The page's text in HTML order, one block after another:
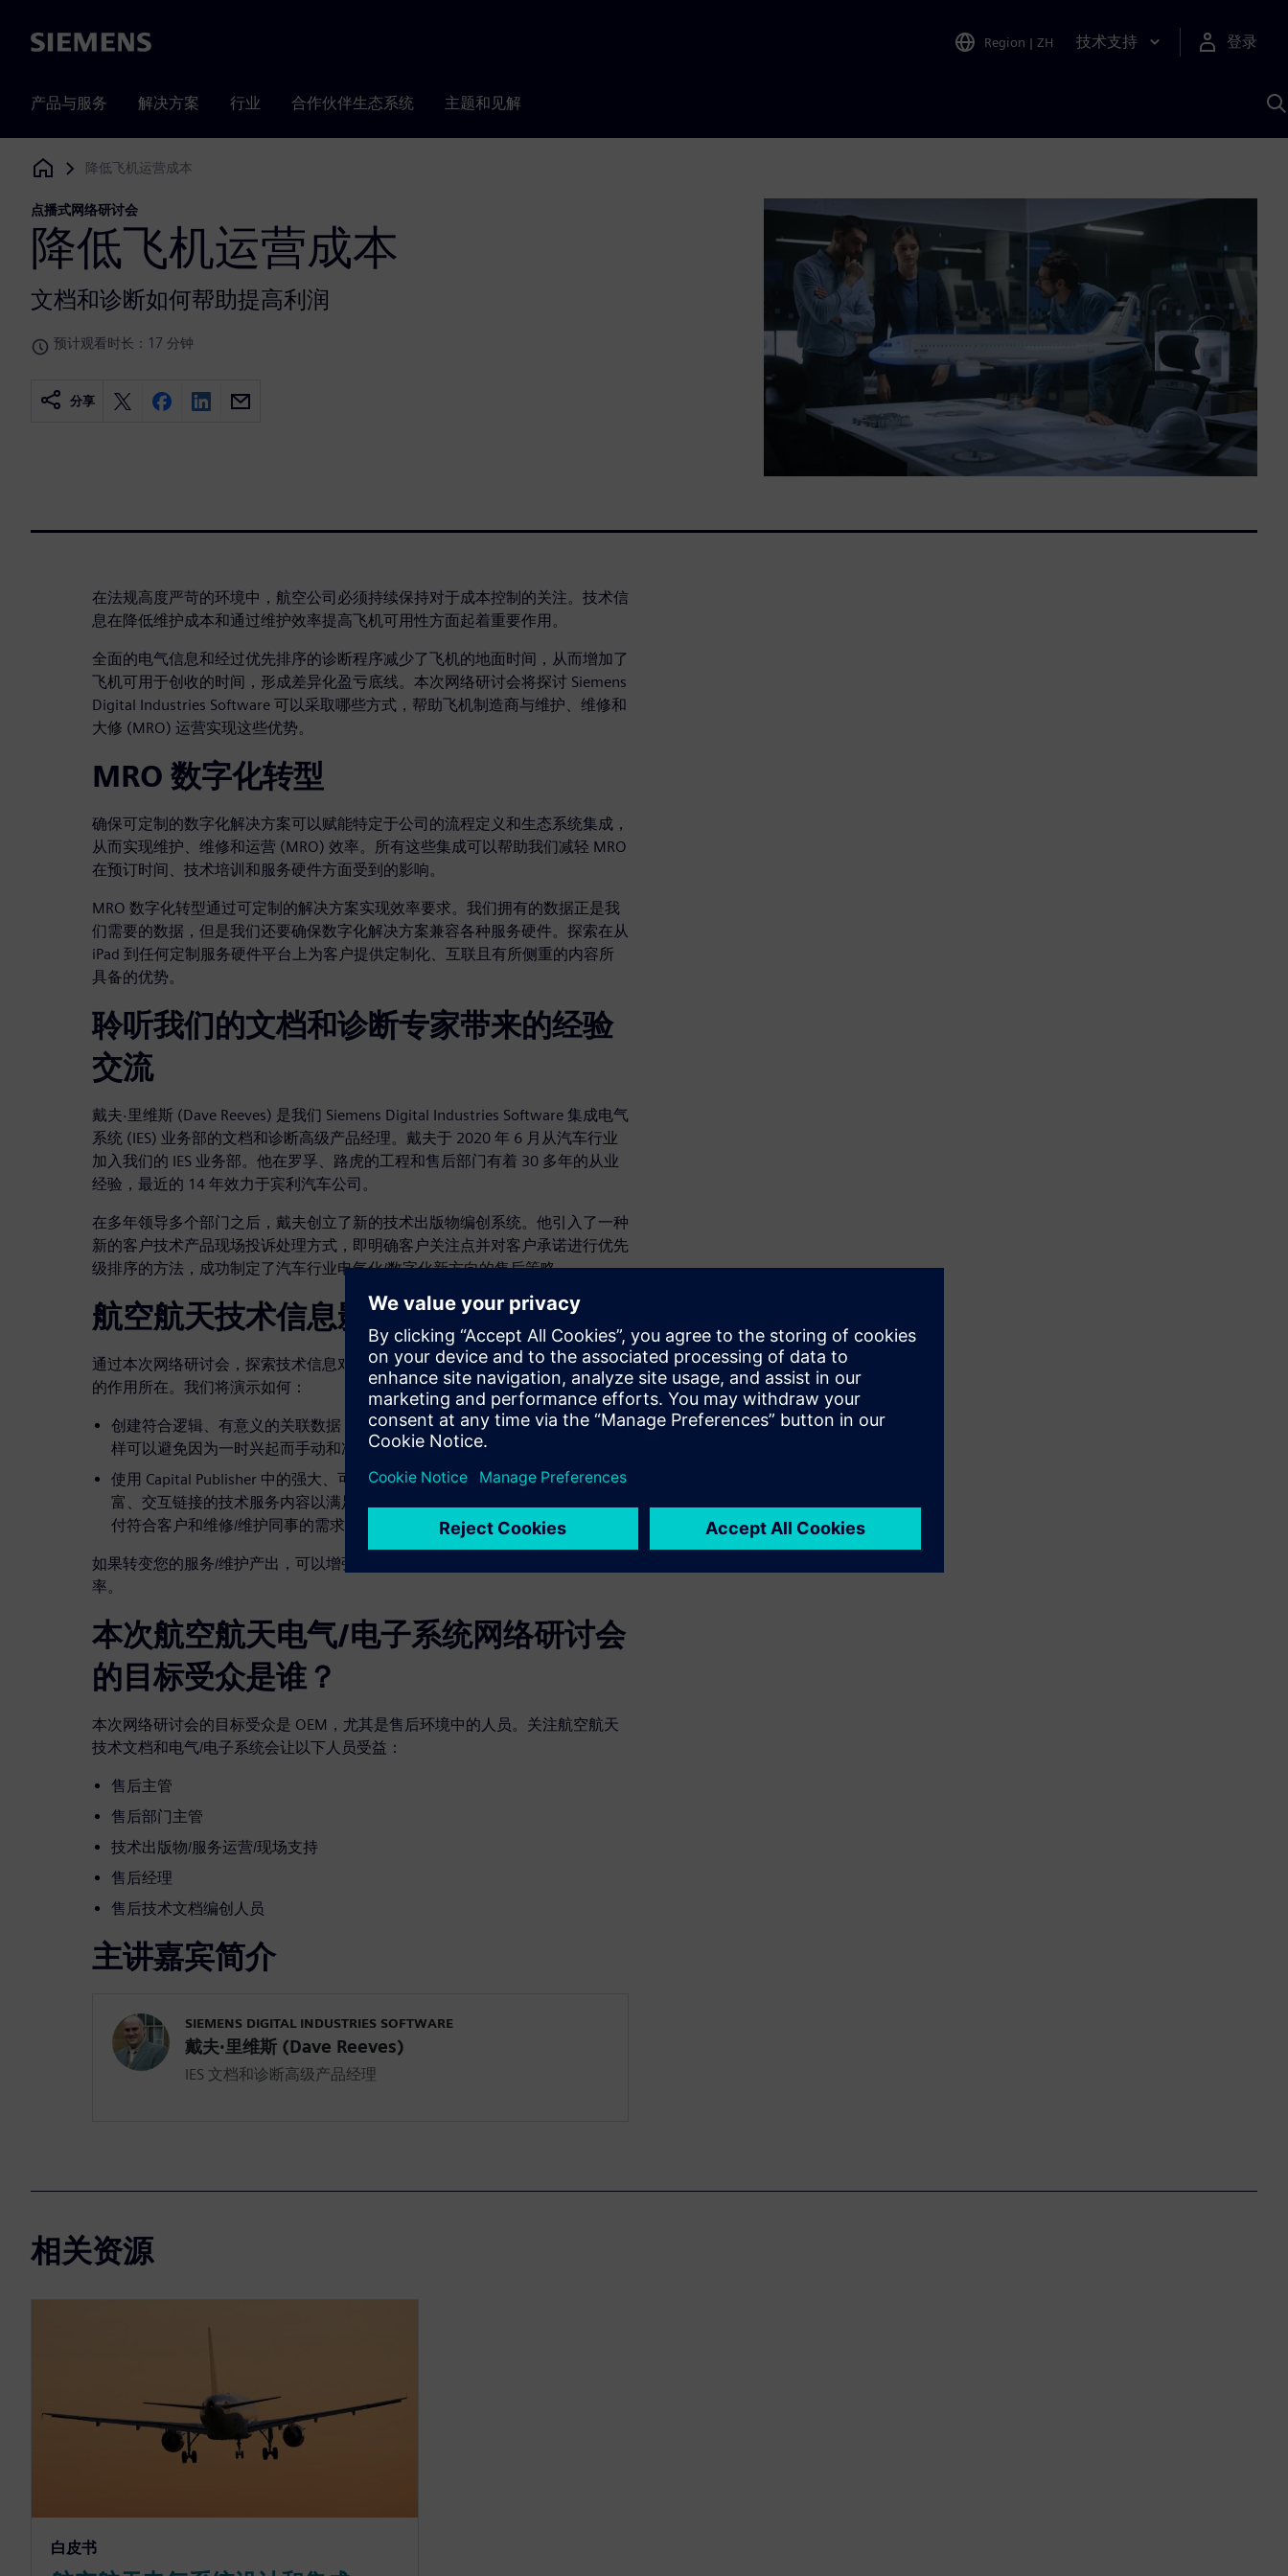
Siemens Region | ZH 技术支持 登录
产品与服务 解决方案 行业 合作伙伴生态系统 主题和见解
Siemens Digital Industries Software
降低飞机运营成本
点播式网络研讨会
降低飞机运营成本
文档和诊断如何帮助提高利润
预计观看时长：17 分钟
分享
在法规高度严苛的环境中，航空公司必须持续保持对于成本控制的关注。技术信
息在降低维护成本和通过维护效率提高飞机可用性方面起着重要作用。
全面的电气信息和经过优先排序的诊断程序减少了飞机的地面时间，从而增加了
飞机可用于创收的时间，形成差异化盈亏底线。本次网络研讨会将探讨 Siemens
Digital Industries Software 可以采取哪些方式，帮助飞机制造商与维护、维修和
大修 (MRO) 运营实现这些优势。
MRO 数字化转型
确保可定制的数字化解决方案可以赋能特定于公司的流程定义和生态系统集成，
从而实现维护、维修和运营 (MRO) 效率。所有这些集成可以帮助我们减轻 MRO
在预订时间、技术培训和服务硬件方面受到的影响。
MRO 数字化转型通过可定制的解决方案实现效率要求。我们拥有的数据正是我
们需要的数据，但是我们还要确保数字化解决方案兼容各种服务硬件。探索在从
iPad 到任何定制服务硬件平台上为客户提供定制化、互联且有所侧重的内容所
具备的优势。
聆听我们的文档和诊断专家带来的经验
交流
戴夫·里维斯 (Dave Reeves) 是我们 Siemens Digital Industries Software 集成电气
系统 (IES) 业务部的文档和诊断高级产品经理。戴夫于 2020 年 6 月从汽车行业
加入我们的 IES 业务部。他在罗孚、路虎的工程和售后部门有着 30 多年的从业
经验，最近的 14 年效力于宾利汽车公司。
在多年领导多个部门之后，戴夫创立了新的技术出版物编创系统。他引入了一种
新的客户技术产品现场投诉处理方式，即明确客户关注点并对客户承诺进行优先
级排序的方法，成功制定了汽车行业电气化/数字化新方向的售后策略。
航空航天技术信息影响维护效率
通过本次网络研讨会，探索技术信息对于维护效率提高、实现一次即可正确维护
的作用所在。我们将演示如何：
创建符合逻辑、有意义的关联数据，以便仅提供正在处理的机尾号信息。这
样可以避免因为一时兴起而手动和冲动搜索可用的正确数据。
使用 Capital Publisher 中的强大、可重复方法，就能重用工程数据来生成丰
富、交互链接的技术服务内容以满足贵公司品牌/企业形象的具体要求，使交
付符合客户和维修/维护同事的需求。
如果转变您的服务/维护产出，可以增强控制，降低风险并进一步提高维护效
率。
本次航空航天电气/电子系统网络研讨会
的目标受众是谁？
本次网络研讨会的目标受众是 OEM，尤其是售后环境中的人员。关注航空航天
技术文档和电气/电子系统会让以下人员受益：
售后主管
售后部门主管
技术出版物/服务运营/现场支持
售后经理
售后技术文档编创人员
主讲嘉宾简介
SIEMENS DIGITAL INDUSTRIES SOFTWARE
戴夫·里维斯 (Dave Reeves)
IES 文档和诊断高级产品经理
相关资源
白皮书